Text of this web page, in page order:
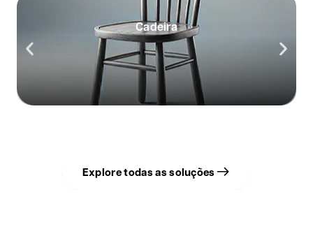
Cadeira
Explore todas as soluções